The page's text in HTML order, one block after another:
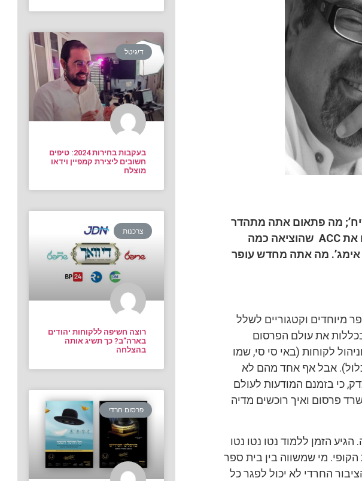
מה פתאום אתה מתהדר
אתACC שהוציאה כמה
אימג’. מה אתה מחדש עופר
מיוחדים וקטגוריים לשלל
את עולם הפרסום
לקוחות (באי סי סי, שמו
אבל אף אחד מהם לא
כי בזמנם המודעות לעולם
פרסום ואיך רוכשים מדיה
לטובה. הגיע הזמן ללמוד נטו נטו נטו
מי שמשווה בין בית ספר
החרדי לא יכול לפגר כל
דיגיטל
בעקבות בחירות 2024: טיפים
חשובים ליצירת קמפיין וידאו
מוצלח
צרכנות
רוצה חשיפה ללקוחות יהודים
בארה”ב? כך תשיג אותה
בהצלחה
פרסום חרדי